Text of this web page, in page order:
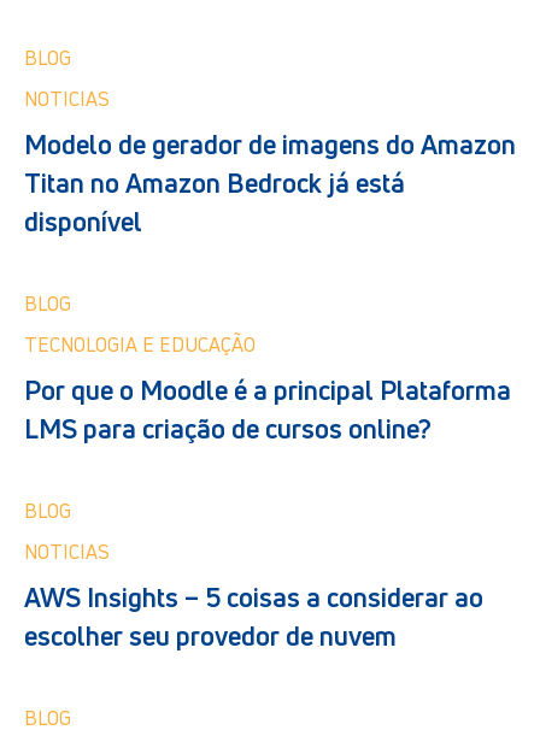
BLOG
NOTICIAS
Modelo de gerador de imagens do Amazon
Titan no Amazon Bedrock já está
disponível
BLOG
TECNOLOGIA E EDUCAÇÃO
Por que o Moodle é a principal Plataforma
LMS para criação de cursos online?
BLOG
NOTICIAS
AWS Insights – 5 coisas a considerar ao
escolher seu provedor de nuvem
BLOG